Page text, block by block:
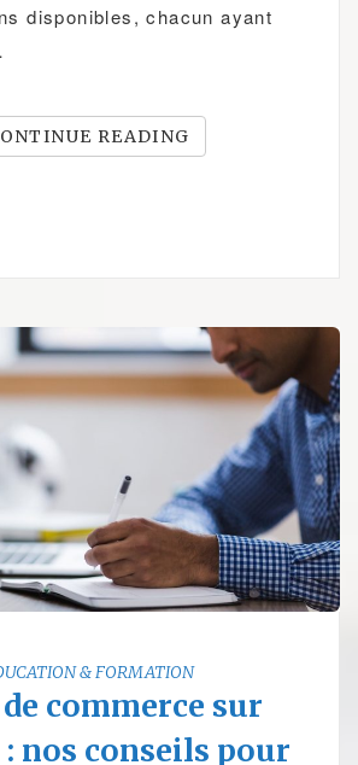
disponibles, chacun ayant
READING
& FORMATION
commerce sur
: nos conseils pour